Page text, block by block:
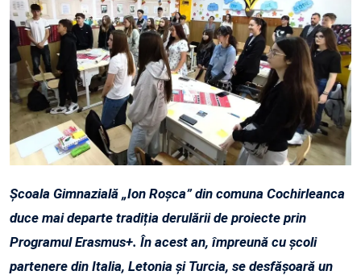
Școala Gimnazială „Ion Roșca” din comuna Cochirleanca
duce mai departe tradiția derulării de proiecte prin
Programul Erasmus+. În acest an, împreună cu școli
partenere din Italia, Letonia și Turcia, se desfășoară un